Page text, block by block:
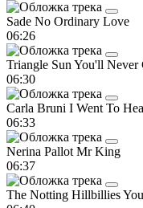
Sade No Ordinary Love
06:26
Triangle Sun You'll Never
06:30
Carla Bruni I Went To
06:33
Nerina Pallot Mr King
06:37
The Notting Hillbillies